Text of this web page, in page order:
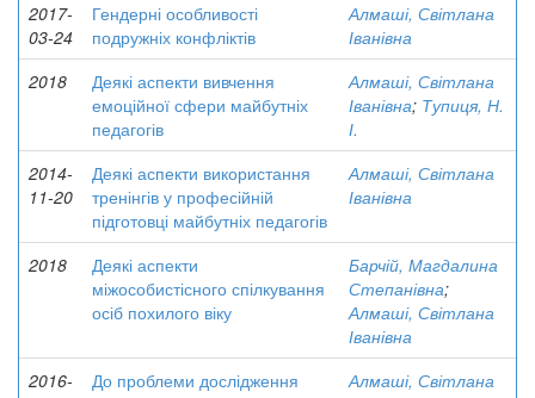
2017-
03-24
Гендерні особливості
подружніх конфліктів
Алмаші, Світлана
Іванівна
2018
Деякі аспекти вивчення
емоційної сфери майбутніх
педагогів
Алмаші, Світлана
Іванівна; Тупиця, Н.
І.
2014-
11-20
Деякі аспекти використання
тренінгів у професійній
підготовці майбутніх педагогів
Алмаші, Світлана
Іванівна
2018
Деякі аспекти
міжособистісного спілкування
осіб похилого віку
Барчій, Магдалина
Степанівна;
Алмаші, Світлана
Іванівна
2016-
До проблеми дослідження
Алмаші, Світлана